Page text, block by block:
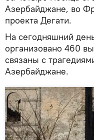
Азербайджане, во
проекта Дегати.
На сегодняшний
организовано 460
связаны с
Азербайджане.